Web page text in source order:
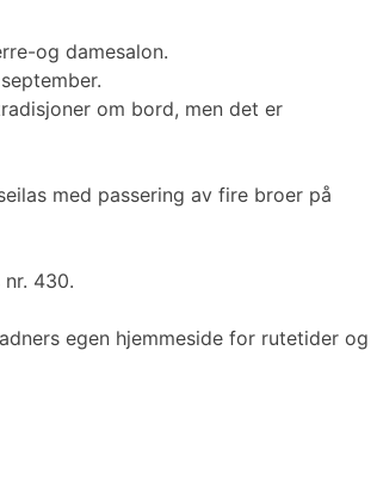
og damesalon.
om bord, men det er
med passering av fire broer på
430.
egen hjemmeside for rutetider og